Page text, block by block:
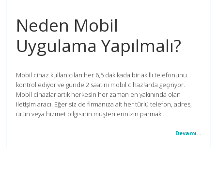
Neden Mobil
Uygulama Yapılmalı?
Mobil cihaz kullanıcıları her 6,5 dakikada bir akıllı telefonunu
kontrol ediyor ve günde 2 saatini mobil cihazlarda geçiriyor.
Mobil cihazlar artık herkesin her zaman en yakınında olan
iletişim aracı. Eğer siz de firmanıza ait her türlü telefon, adres,
ürün veya hizmet bilgisinin müşterilerinizin parmak ...
Devamı...